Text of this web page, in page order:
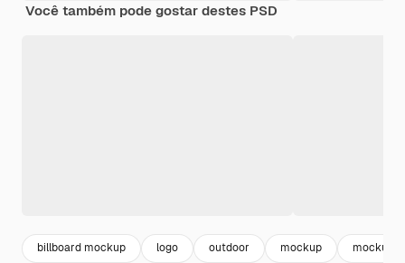
Você também pode gostar destes PSD
billboard mockup logo outdoor mockup mockup